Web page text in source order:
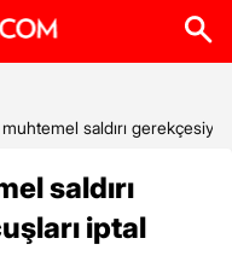
muhtemel saldırı
saldırı
iptal